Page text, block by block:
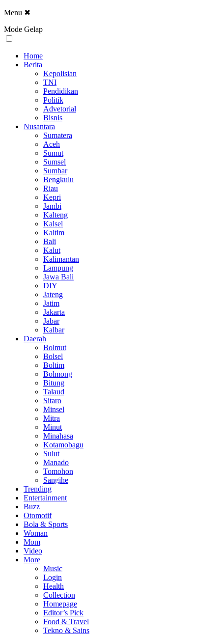
Menu ✖
Mode Gelap
Home
Berita
Kepolisian
TNI
Pendidikan
Politik
Advetorial
Bisnis
Nusantara
Sumatera
Aceh
Sumut
Sumsel
Sumbar
Bengkulu
Riau
Kepri
Jambi
Kalteng
Kalsel
Kaltim
Bali
Kalut
Kalimantan
Lampung
Jawa Bali
DIY
Jateng
Jatim
Jakarta
Jabar
Kalbar
Daerah
Bolmut
Bolsel
Boltim
Bolmong
Bitung
Talaud
Sitaro
Minsel
Mitra
Minut
Minahasa
Kotamobagu
Sulut
Manado
Tomohon
Sangihe
Trending
Entertainment
Buzz
Otomotif
Bola & Sports
Woman
Mom
Video
More
Music
Login
Health
Collection
Homepage
Editor’s Pick
Food & Travel
Tekno & Sains